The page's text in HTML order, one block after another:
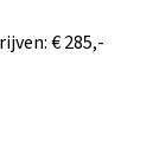
€ 285,-